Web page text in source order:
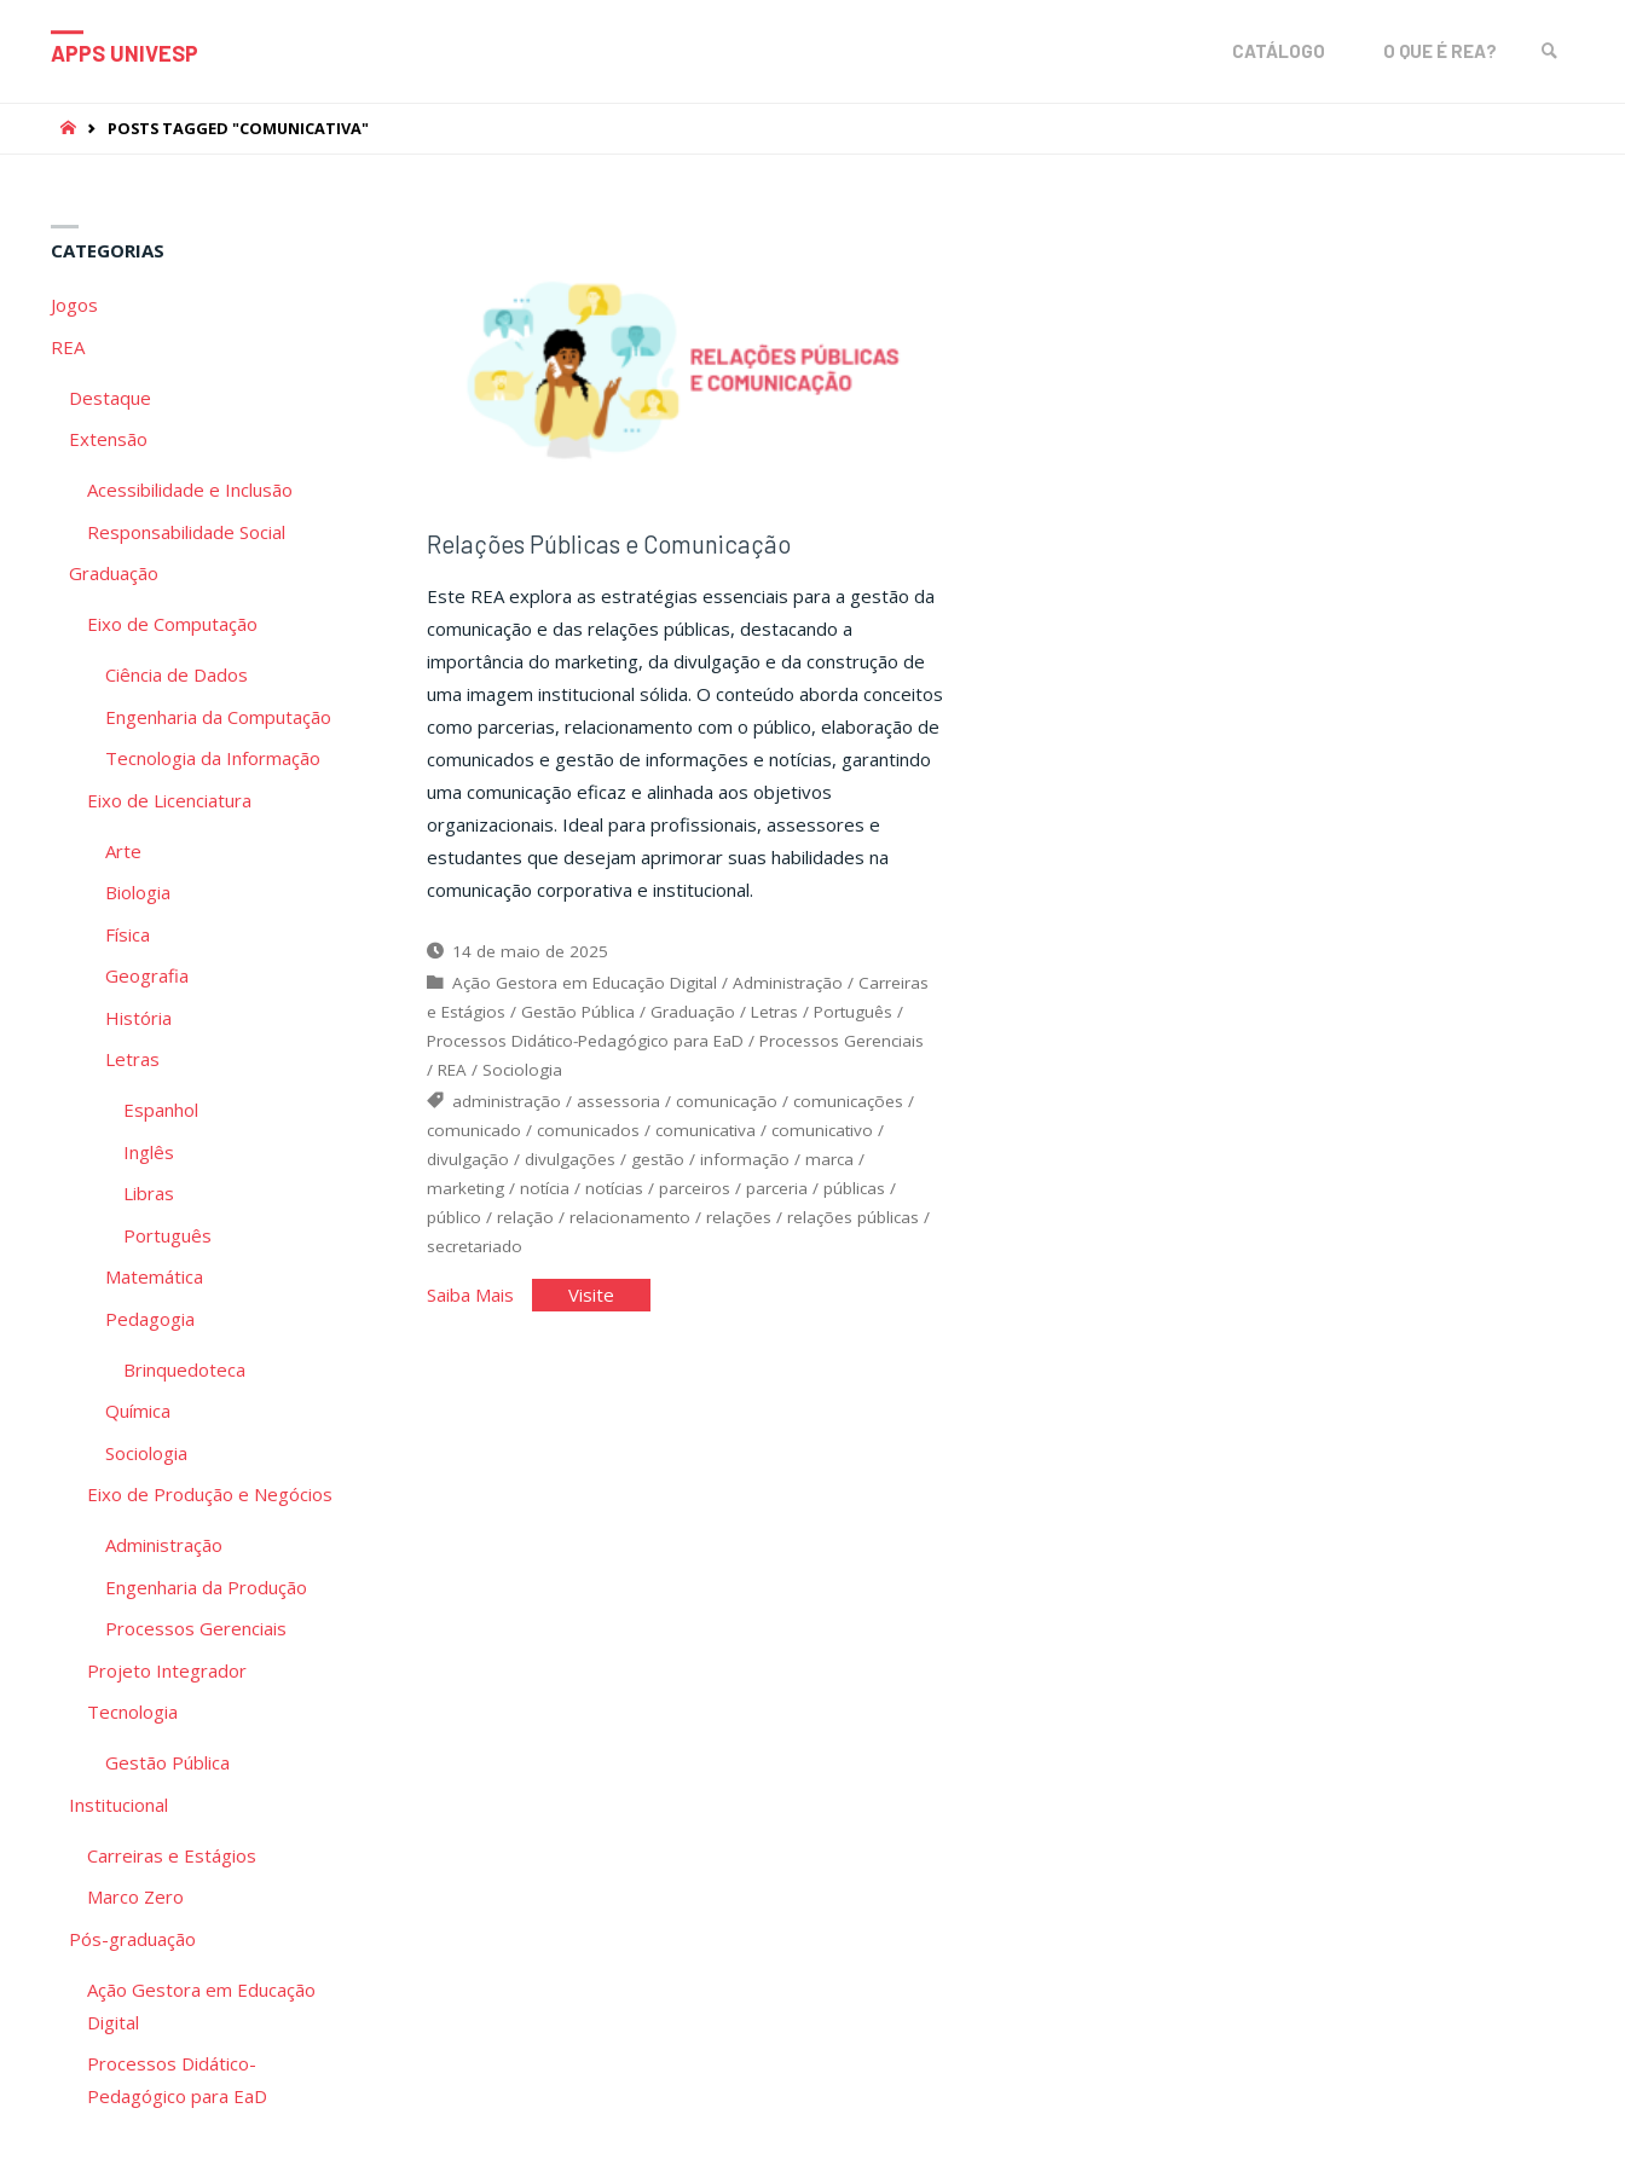
APPS UNIVESP CATÁLOGO O QUE É REA?
HOMEPOSTS TAGGED "COMUNICATIVA"
Relações Públicas e Comunicação
Este REA explora as estratégias essenciais para a gestão da
comunicação e das relações públicas, destacando a
importância do marketing, da divulgação e da construção de
uma imagem institucional sólida. O conteúdo aborda conceitos
como parcerias, relacionamento com o público, elaboração de
comunicados e gestão de informações e notícias, garantindo
uma comunicação eficaz e alinhada aos objetivos
organizacionais. Ideal para profissionais, assessores e
estudantes que desejam aprimorar suas habilidades na
comunicação corporativa e institucional.
14 de maio de 2025
Ação Gestora em Educação Digital /Administração / Carreiras
e Estágios / Gestão Pública / Graduação / Letras / Português /
Processos Didático-Pedagógico para EaD / Processos Gerenciais
/ REA/ Sociologia
administração / assessoria / comunicação / comunicações /
comunicado / comunicados / comunicativa / comunicativo /
divulgação / divulgações / gestão / informação / marca /
marketing/ notícia / notícias / parceiros / parceria / públicas /
público / relação / relacionamento / relações / relações públicas /
secretariado
Saiba Mais"RelaçõesVisite"Relações
CATEGORIAS
Jogos
REA
Destaque
Extensão
Acessibilidade e Inclusão
Responsabilidade Social
Graduação
Eixo de Computação
Ciência de Dados
Engenharia da Computação
Tecnologia da Informação
Eixo de Licenciatura
Arte
Biologia
Física
Geografia
História
Letras
Espanhol
Inglês
Libras
Português
Matemática
Pedagogia
Brinquedoteca
Química
Sociologia
Eixo de Produção e Negócios
Administração
Engenharia da Produção
Processos Gerenciais
Projeto Integrador
Tecnologia
Gestão Pública
Institucional
Carreiras e Estágios
Marco Zero
Pós-graduação
Ação Gestora em Educação
Digital
Processos Didático-
Pedagógico para EaD